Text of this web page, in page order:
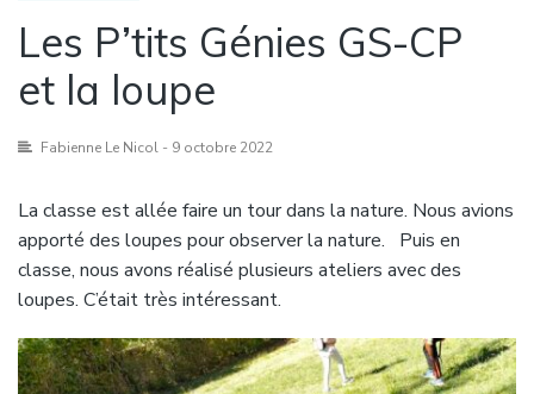
Les P’tits Génies GS-CP
et la loupe
Fabienne Le Nicol - 9 octobre 2022
La classe est allée faire un tour dans la nature. Nous avions
apporté des loupes pour observer la nature. Puis en
classe, nous avons réalisé plusieurs ateliers avec des
loupes. C’était très intéressant.